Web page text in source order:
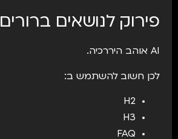
פירוק לנושאים ברורים
AI אוהב היררכיה.
לכן חשוב להשתמש ב:
H2
H3
FAQ